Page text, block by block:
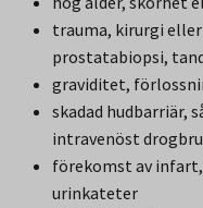
trauma, kirurgi
prostatabiopsi,
graviditet,
skadad hudbarriär,
intravenöst
förekomst av
urinkateter